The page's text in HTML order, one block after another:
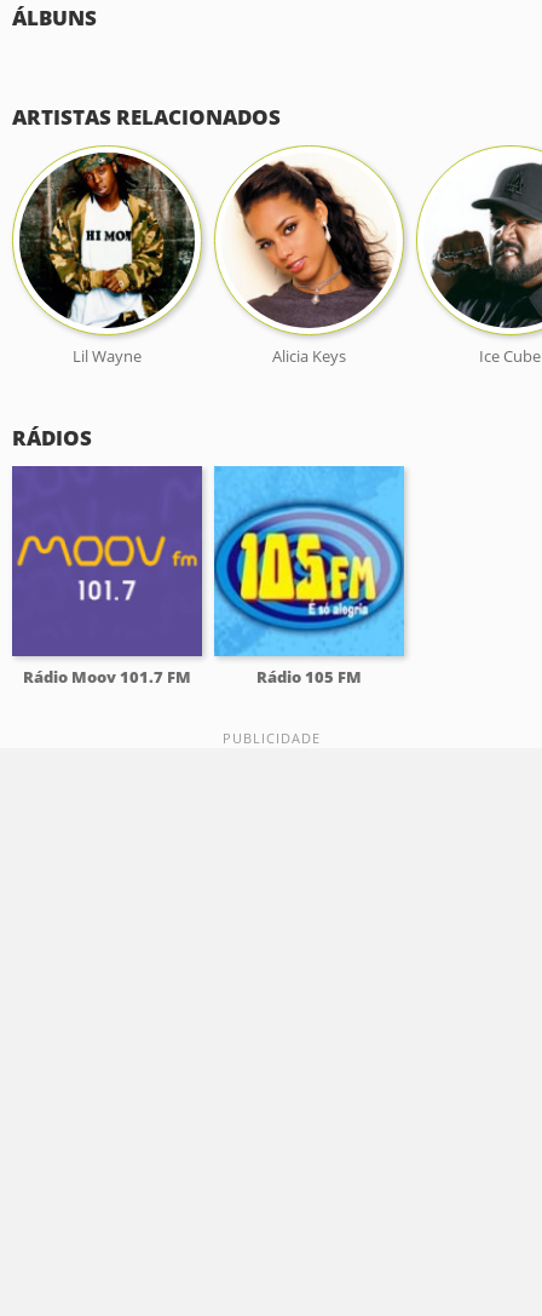
ÁLBUNS
ARTISTAS RELACIONADOS
Lil Wayne Alicia Keys Ice Cube
RÁDIOS
Rádio Moov 101.7 FM Rádio 105 FM